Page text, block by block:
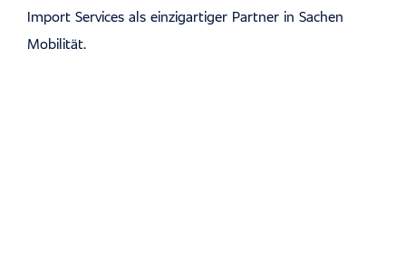
Import Services als einzigartiger Partner in Sachen
Mobilität.